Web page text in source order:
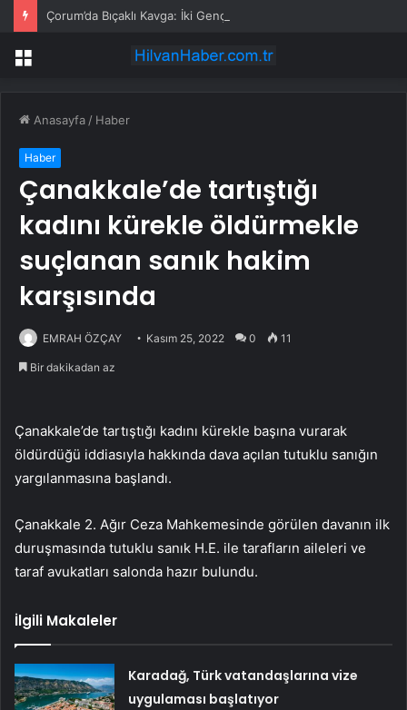
Çorum’da Bıçaklı Kavga: İki Genç Yaralı
Menü
Anasayfa / Haber
Haber
Çanakkale’de tartıştığı
kadını kürekle öldürmekle
suçlanan sanık hakim
karşısında
EMRAH ÖZÇAY Kasım 25, 2022 0 11
Bir dakikadan az
Çanakkale’de tartıştığı kadını kürekle başına vurarak
öldürdüğü iddiasıyla hakkında dava açılan tutuklu sanığın
yargılanmasına başlandı.
Çanakkale 2. Ağır Ceza Mahkemesinde görülen davanın ilk
duruşmasında tutuklu sanık H.E. ile tarafların aileleri ve
taraf avukatları salonda hazır bulundu.
İlgili Makaleler
Karadağ, Türk vatandaşlarına vize
uygulaması başlatıyor